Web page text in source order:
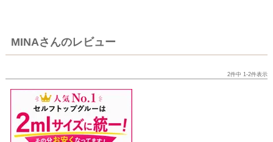
MINAさんのレビュー
2件中 1-2件表示